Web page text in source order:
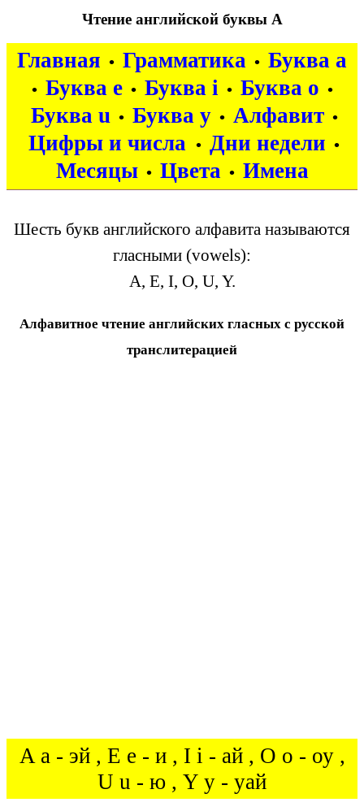
Чтение английской буквы A
Главная • Грамматика • Буква a
• Буква e • Буква i • Буква o •
Буква u • Буква y • Алфавит •
Цифры и числа • Дни недели •
Месяцы • Цвета • Имена
Шесть букв английского алфавита называются
гласными (vowels):
A, E, I, O, U, Y.
Алфавитное чтение английских гласных с русской
транслитерацией
A a - эй , E e - и , I i - ай , O o - оу ,
U u - ю , Y y - уай